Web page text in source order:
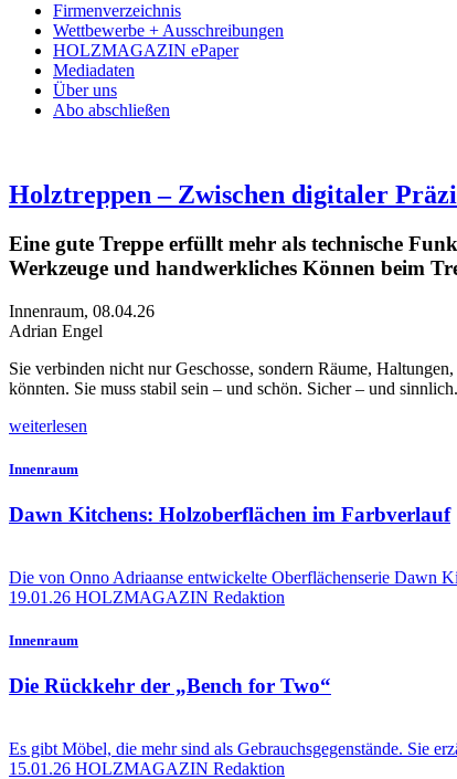
Firmenverzeichnis
Wettbewerbe + Ausschreibungen
HOLZMAGAZIN ePaper
Mediadaten
Über uns
Abo abschließen
Holztreppen – Zwischen digitaler
Eine gute Treppe erfüllt mehr als technische
Werkzeuge und handwerkliches Können beim
Innenraum, 08.04.26
Adrian Engel
Sie verbinden nicht nur Geschosse, sondern Räume,
könnten. Sie muss stabil sein – und schön. Sicher – und
weiterlesen
Innenraum
Dawn Kitchens: Holzoberflächen im Farbverlauf
Die von Onno Adriaanse entwickelte Oberflächenserie Dawn
19.01.26 HOLZMAGAZIN Redaktion
Innenraum
Die Rückkehr der „Bench for Two“
Es gibt Möbel, die mehr sind als Gebrauchsgegenstände. Sie
15.01.26 HOLZMAGAZIN Redaktion